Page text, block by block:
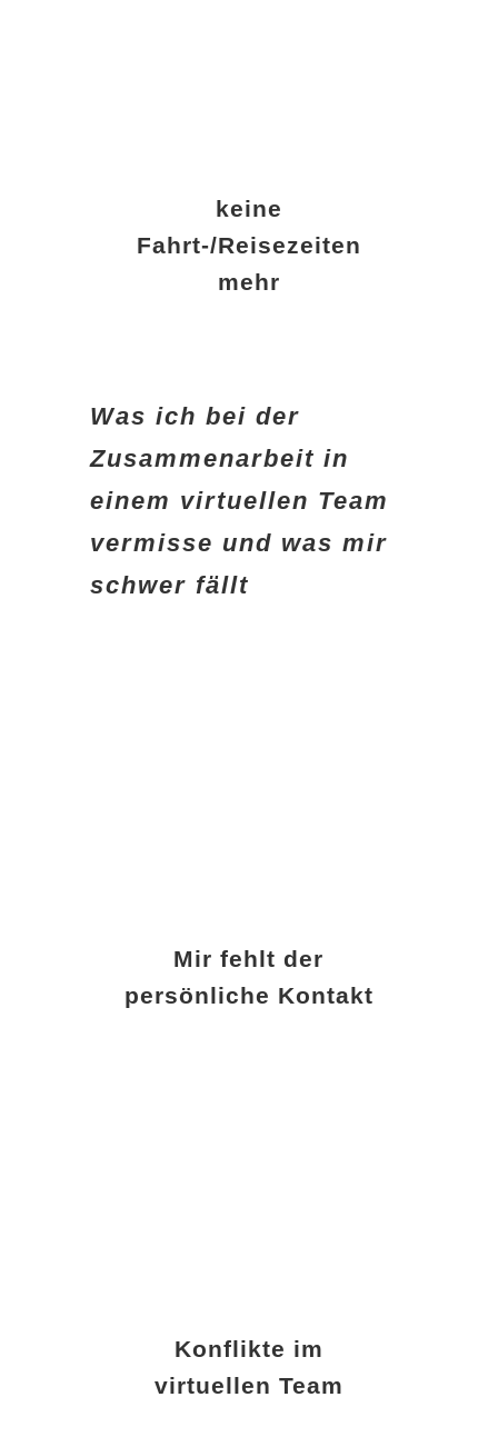
keine
Fahrt-/Reisezeiten
mehr
Was ich bei der
Zusammenarbeit in
einem virtuellen Team
vermisse und was mir
schwer fällt
Mir fehlt der
persönliche Kontakt
Konflikte im
virtuellen Team